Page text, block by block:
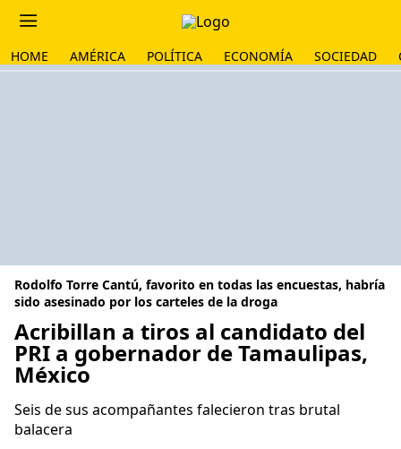
HOME AMÉRICA POLÍTICA ECONOMÍA SOCIEDAD
Rodolfo Torre Cantú, favorito en todas las encuestas, habría
sido asesinado por los carteles de la droga
Acribillan a tiros al candidato del
PRI a gobernador de Tamaulipas,
México
Seis de sus acompañantes falecieron tras brutal
balacera